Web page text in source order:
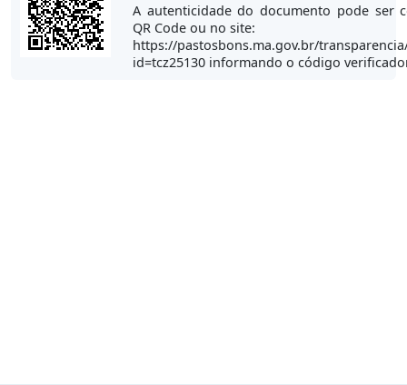
A autenticidade do documento pode ser
QR Code ou no site:
https://pastosbons.ma.gov.br/
id=tcz25130 informando o código